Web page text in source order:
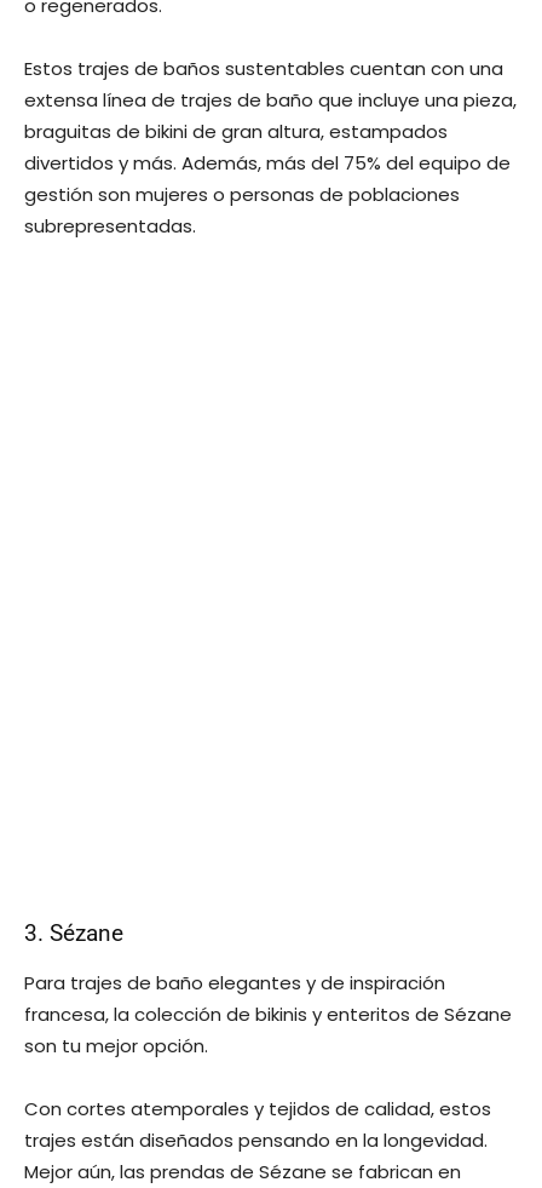
Estos trajes de baños sustentables cuentan con una
extensa línea de trajes de baño que incluye una pieza,
braguitas de bikini de gran altura, estampados
divertidos y más. Además, más del 75% del equipo de
gestión son mujeres o personas de poblaciones
subrepresentadas.
3. Sézane
Para trajes de baño elegantes y de inspiración
francesa, la colección de bikinis y enteritos de Sézane
son tu mejor opción.
Con cortes atemporales y tejidos de calidad, estos
trajes están diseñados pensando en la longevidad.
Mejor aún, las prendas de Sézane se fabrican en